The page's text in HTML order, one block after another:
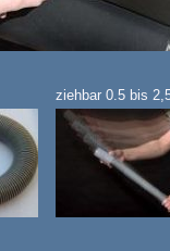
ziehbar 0.5 bis